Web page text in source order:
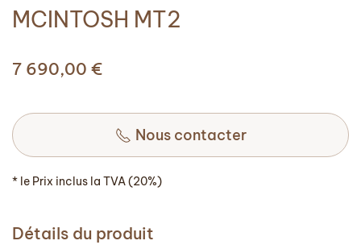
MCINTOSH MT2
7 690,00 €
Nous contacter
* le Prix inclus la TVA (20%)
Détails du produit